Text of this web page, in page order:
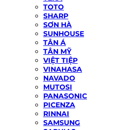
TOTO
SHARP
SƠN HÀ
SUNHOUSE
TÂN Á
TÂN MỸ
VIỆT TIỆP
VINAHASA
NAVADO
MUTOSI
PANASONIC
PICENZA
RINNAI
SAMSUNG